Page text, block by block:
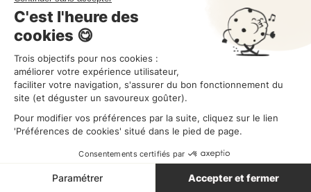
Franchise restaurant : Les 5 étapes pour se
lancer
Optimiser son activité Lecture